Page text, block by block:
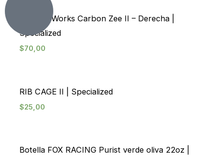
Cesta S-Works Carbon Zee II – Derecha |
Specialized
$70,00
RIB CAGE II | Specialized
$25,00
Botella FOX RACING Purist verde oliva 22oz |